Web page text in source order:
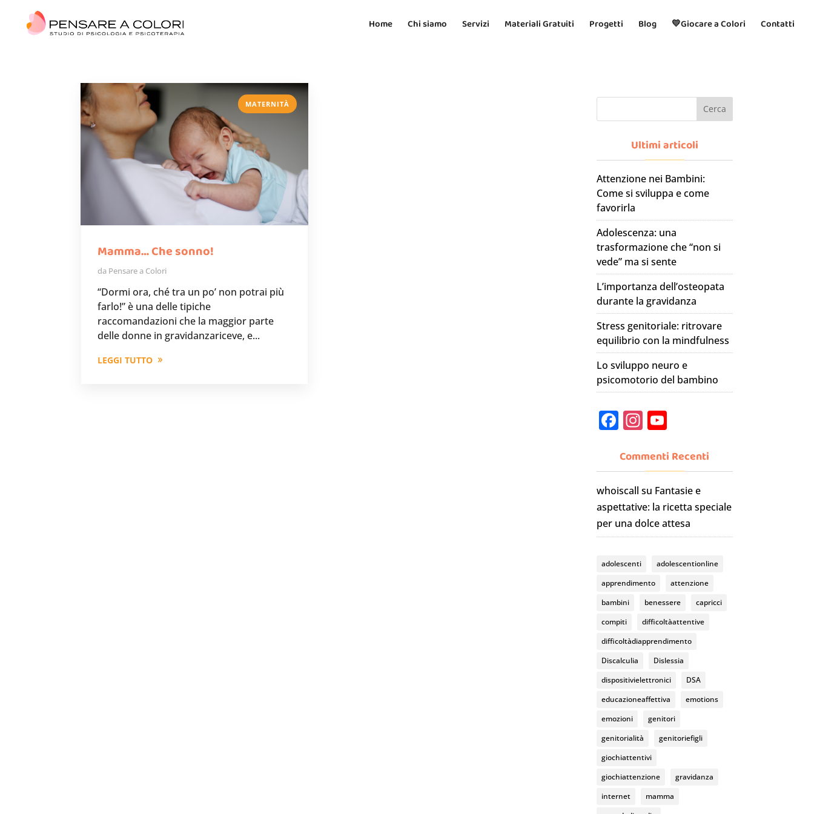
Home Chi siamo Servizi Materiali Gratuiti Progetti Blog 💛Giocare a Colori Contatti
MATERNITÀ
Mamma… Che sonno!
da Pensare a Colori
“Dormi ora, ché tra un po’ non potrai più
farlo!” è una delle tipiche
raccomandazioni che la maggior parte
delle donne in gravidanzariceve, e...
LEGGI TUTTO
Cerca
Ultimi articoli
Attenzione nei Bambini:
Come si sviluppa e come
favorirla
Adolescenza: una
trasformazione che “non si
vede” ma si sente
L’importanza dell’osteopata
durante la gravidanza
Stress genitoriale: ritrovare
equilibrio con la mindfulness
Lo sviluppo neuro e
psicomotorio del bambino
F
a
c
e
b
o
o
In
st
a
gr
a
m
u
T
u
b
e
C
h
a
n
n
el
Commenti Recenti
whoiscall su Fantasie e
aspettative: la ricetta speciale
per una dolce attesa
adolescenti
adolescentionline
apprendimento
attenzione
bambini
benessere
capricci
compiti
difficoltàattentive
difficoltàdiapprendimento
Discalculia
Dislessia
dispositivielettronici
DSA
educazioneaffettiva
emotions
emozioni
genitori
genitorialità
genitoriefigli
giochiattentivi
giochiattenzione
gravidanza
internet
mamma